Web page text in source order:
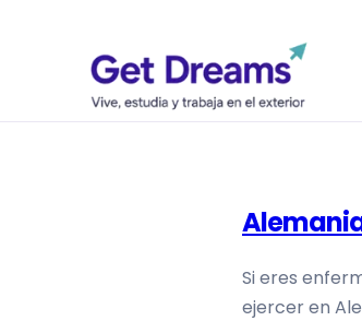
Si eres
ejercer en